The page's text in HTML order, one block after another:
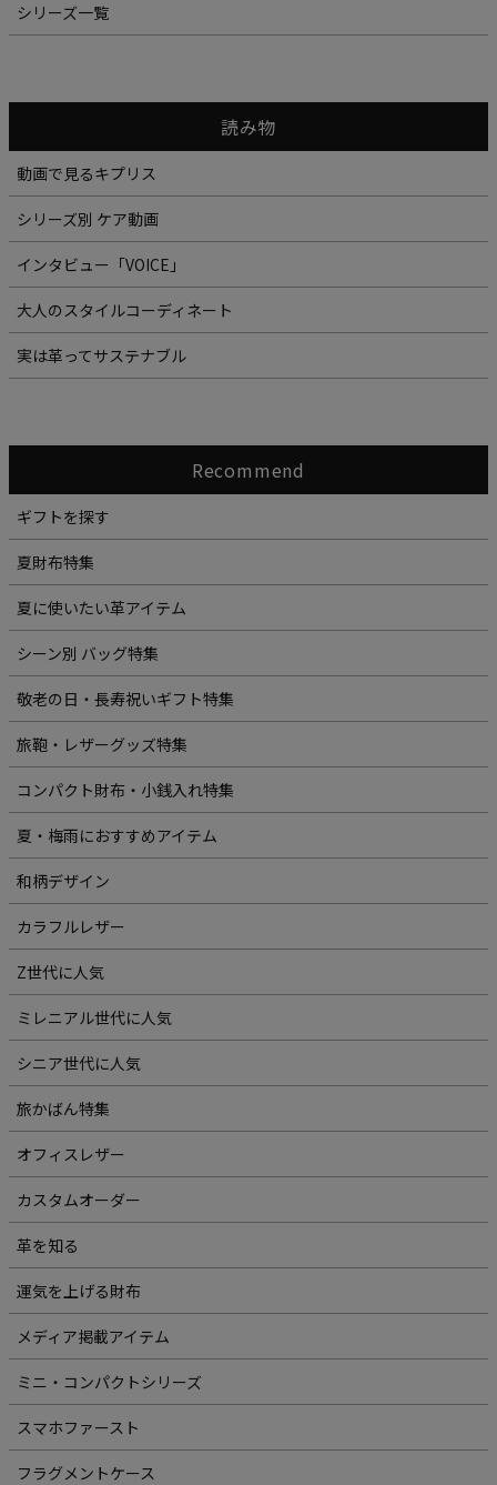
シリーズ一覧
読み物
動画で見るキプリス
シリーズ別 ケア動画
インタビュー「VOICE」
大人のスタイルコーディネート
実は革ってサステナブル
Recommend
ギフトを探す
夏財布特集
夏に使いたい革アイテム
シーン別 バッグ特集
敬老の日・長寿祝いギフト特集
旅鞄・レザーグッズ特集
コンパクト財布・小銭入れ特集
夏・梅雨におすすめアイテム
和柄デザイン
カラフルレザー
Z世代に人気
ミレニアル世代に人気
シニア世代に人気
旅かばん特集
オフィスレザー
カスタムオーダー
革を知る
運気を上げる財布
メディア掲載アイテム
ミニ・コンパクトシリーズ
スマホファースト
フラグメントケース